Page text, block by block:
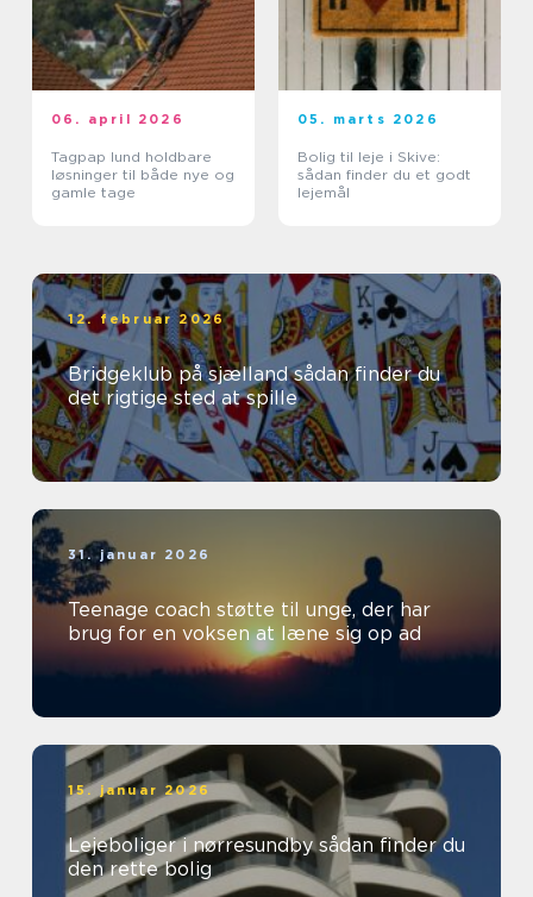
06. april 2026
Tagpap lund holdbare
løsninger til både nye og
gamle tage
05. marts 2026
Bolig til leje i Skive:
sådan finder du et godt
lejemål
12. februar 2026
Bridgeklub på sjælland sådan finder du
det rigtige sted at spille
31. januar 2026
Teenage coach støtte til unge, der har
brug for en voksen at læne sig op ad
15. januar 2026
Lejeboliger i nørresundby sådan finder du
den rette bolig